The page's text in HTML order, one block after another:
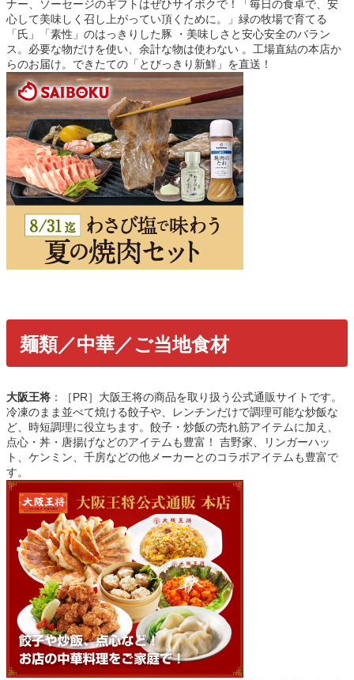
ナー、ソーセージのギフトはぜひサイボクで！「毎日の食卓で、安
心して美味しく召し上がってい頂くために。」緑の牧場で育てる
「氏」「素性」のはっきりした豚 ・美味しさと安心安全のバラン
ス。必要な物だけを使い、余計な物は使わない 。工場直結の本店か
らのお届け。できたての「とびっきり新鮮」を直送！
麺類／中華／ご当地食材
大阪王将 ：［PR］大阪王将の商品を取り扱う公式通販サイトです。
冷凍のまま並べて焼ける餃子や、レンチンだけで調理可能な炒飯な
ど、時短調理に役立ちます。餃子・炒飯の売れ筋アイテムに加え、
点心・丼・唐揚げなどのアイテムも豊富！ 吉野家、リンガーハッ
ト、ケンミン、千房などの他メーカーとのコラボアイテムも豊富で
す。